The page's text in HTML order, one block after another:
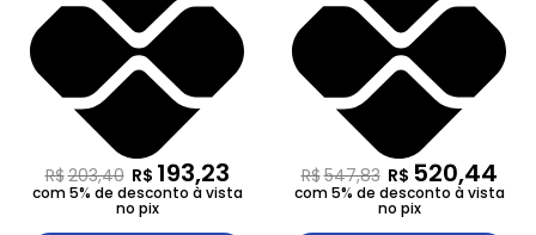
R$203,40 R$ 193,23
com 5% de desconto à vista
no pix
R$547,83 R$ 520,44
com 5% de desconto à vista
no pix